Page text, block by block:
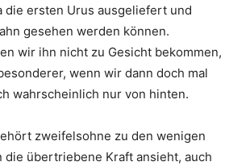
die ersten Urus ausgeliefert und
gesehen werden können.
wir ihn nicht zu Gesicht bekommen,
wenn wir dann doch mal
wahrscheinlich nur von hinten.
zweifelsohne zu den wenigen
die übertriebene Kraft ansieht, auch